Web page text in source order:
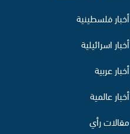
أخبار فلسطينية
أخبار اسرائيلية
أخبار عربية
أخبار عالمية
مقالات رأي